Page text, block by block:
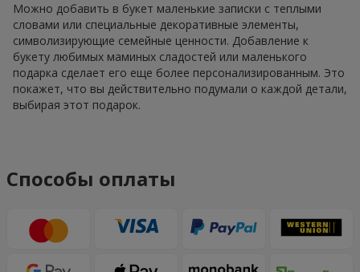
Можно добавить в букет маленькие записки с теплыми
словами или специальные декоративные элементы,
символизирующие семейные ценности. Добавление к
букету любимых маминых сладостей или маленького
подарка сделает его еще более персонализированным. Это
покажет, что вы действительно подумали о каждой детали,
выбирая этот подарок.
Способы оплаты